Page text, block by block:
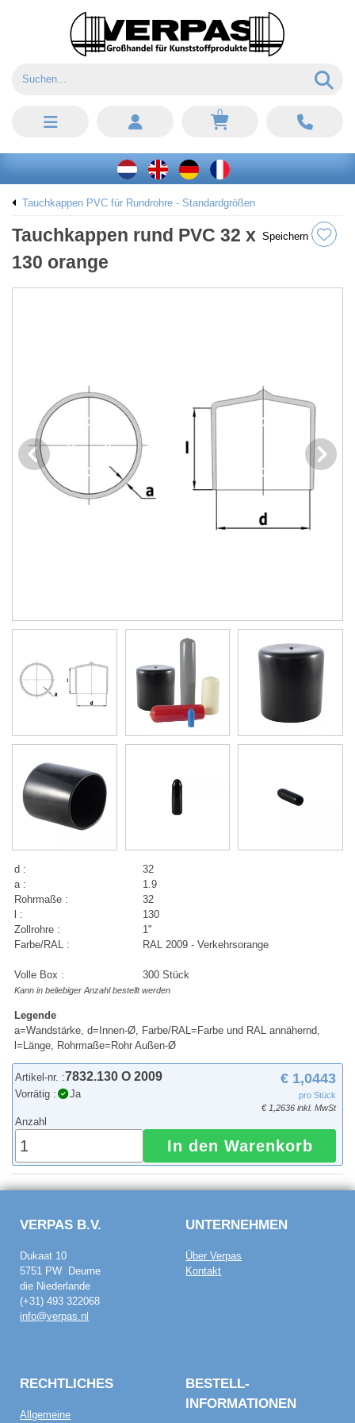
0
Tauchkappen PVC für Rundrohre - Standardgrößen
Tauchkappen rund PVC 32 x
130 orange
Speichern
d :
32
a :
1.9
Rohrmaße :
32
l :
130
Zollrohre :
1"
Farbe/RAL :
RAL 2009 - Verkehrsorange
Volle Box : 300 Stück
Kann in beliebiger Anzahl bestellt werden
Legende
a=Wandstärke, d=Innen-Ø, Farbe/RAL=Farbe und RAL annähernd,
l=Länge, Rohrmaße=Rohr Außen-Ø
Artikel-nr. :7832.130 O 2009
Vorrätig : Ja
€ 1,0443
pro Stück
€ 1,2636 inkl. MwSt
Anzahl
In den Warenkorb
VERPAS B.V.
Dukaat 10
5751 PW Deurne
die Niederlande
(+31) 493 322068
info@verpas.nl
UNTERNEHMEN
Über Verpas
Kontakt
RECHTLICHES
Allgemeine
BESTELL­
INFORMATIONEN